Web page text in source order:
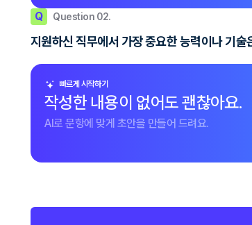
Q Question 02.
지원하신 직무에서 가장 중요한 능력이나 기
빠르게 시작하기
작성한 내용이 없어도 괜찮아요.
AI로 문항에 맞게 초안을 만들어 드려요.